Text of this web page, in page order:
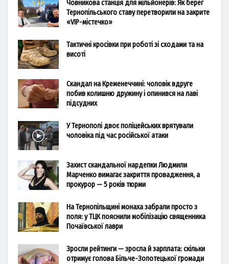
Човникова станція для мільйонерів: Як берег
Тернопільського ставу перетворили на закрите
«VIP-містечко»
Тактичні кросівки при роботі зі сходами та на
висоті
Скандал на Кременеччині: чоловік вдруге
побив колишню дружину і опинився на лаві
підсудних
У Тернополі двоє поліцейських врятували
чоловіка під час російської атаки
Захист скандальної нардепки Людмили
Марченко вимагає закриття провадження, а
прокурор — 5 років тюрми
На Тернопільщині монаха забрали просто з
поля: у ТЦК пояснили мобілізацію священника
Почаївської лаври
Зросли рейтинги — зросла й зарплата: скільки
отримує голова Більче-Золотецької громади